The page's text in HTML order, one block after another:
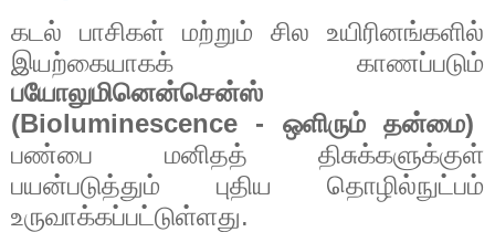
கடல் பாசிகள் மற்றும் சில
உயிரினங்களில்
இயற்கையாகக்
காணப்படும்
பயோலுமினென்சென்ஸ்
(Bioluminescence - ஒளிரும் தன்மை)
பண்பை மனிதத்
திசுக்களுக்குள்
பயன்படுத்தும்
புதிய
தொழில்நுட்பம்
உருவாக்கப்பட்டுள்ளது.